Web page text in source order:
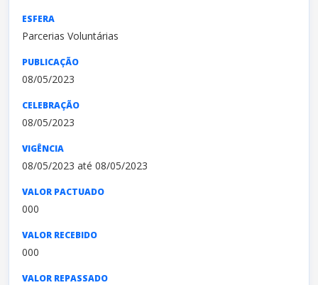
ESFERA
Parcerias Voluntárias
PUBLICAÇÃO
08/05/2023
CELEBRAÇÃO
08/05/2023
VIGÊNCIA
08/05/2023 até 08/05/2023
VALOR PACTUADO
000
VALOR RECEBIDO
000
VALOR REPASSADO